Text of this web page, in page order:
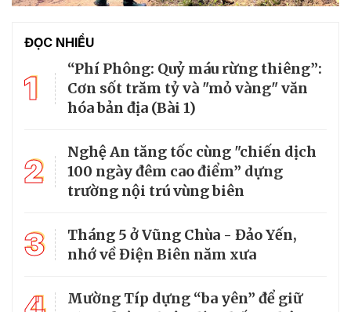
ĐỌC NHIỀU
1
“Phí Phông: Quỷ máu rừng thiêng”:
Cơn sốt trăm tỷ và "mỏ vàng" văn
hóa bản địa (Bài 1)
2
Nghệ An tăng tốc cùng "chiến dịch
100 ngày đêm cao điểm” dựng
trường nội trú vùng biên
3
Tháng 5 ở Vũng Chùa - Đảo Yến,
nhớ về Điện Biên năm xưa
Mường Típ dựng “ba yên” để giữ